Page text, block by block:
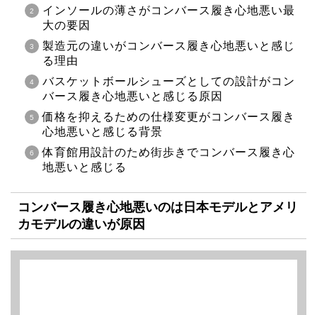
インソールの薄さがコンバース履き心地悪い最
大の要因
製造元の違いがコンバース履き心地悪いと感じ
る理由
バスケットボールシューズとしての設計がコン
バース履き心地悪いと感じる原因
価格を抑えるための仕様変更がコンバース履き
心地悪いと感じる背景
体育館用設計のため街歩きでコンバース履き心
地悪いと感じる
コンバース履き心地悪いのは日本モデルとアメリ
カモデルの違いが原因